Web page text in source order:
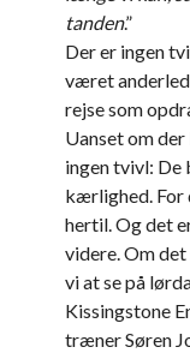
tanden.”
Der er ingen
været
rejse som
Uanset om
ingen tvivl: De
kærlighed. For
hertil. Og det
videre. Om det
vi at se på
Kissingstone
træner Søren